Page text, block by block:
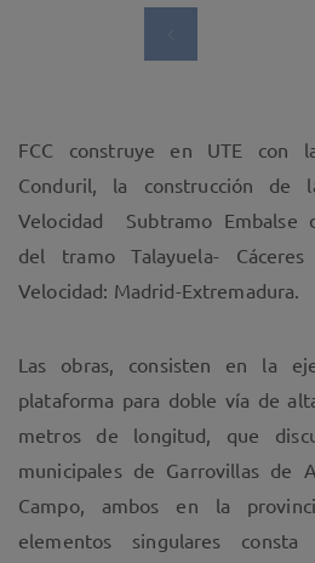
FCC construye en UTE con
Conduril, la construcción de
Velocidad Subtramo Embalse
del tramo Talayuela-
Velocidad: Madrid-Extremadura.
Las obras, consisten en la
plataforma para doble vía de
metros de longitud, que
municipales de Garrovillas de
Campo, ambos en la
elementos singulares